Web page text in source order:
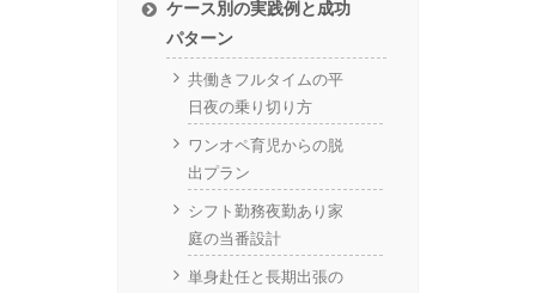
ケース別の実践例と成功
パターン
共働きフルタイムの平
日夜の乗り切り方
ワンオペ育児からの脱
出プラン
シフト勤務夜勤あり家
庭の当番設計
単身赴任と長期出張の